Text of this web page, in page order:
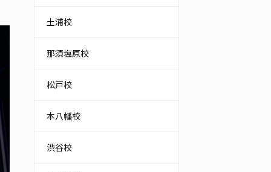
土浦校
那須塩原校
松戸校
本八幡校
渋谷校